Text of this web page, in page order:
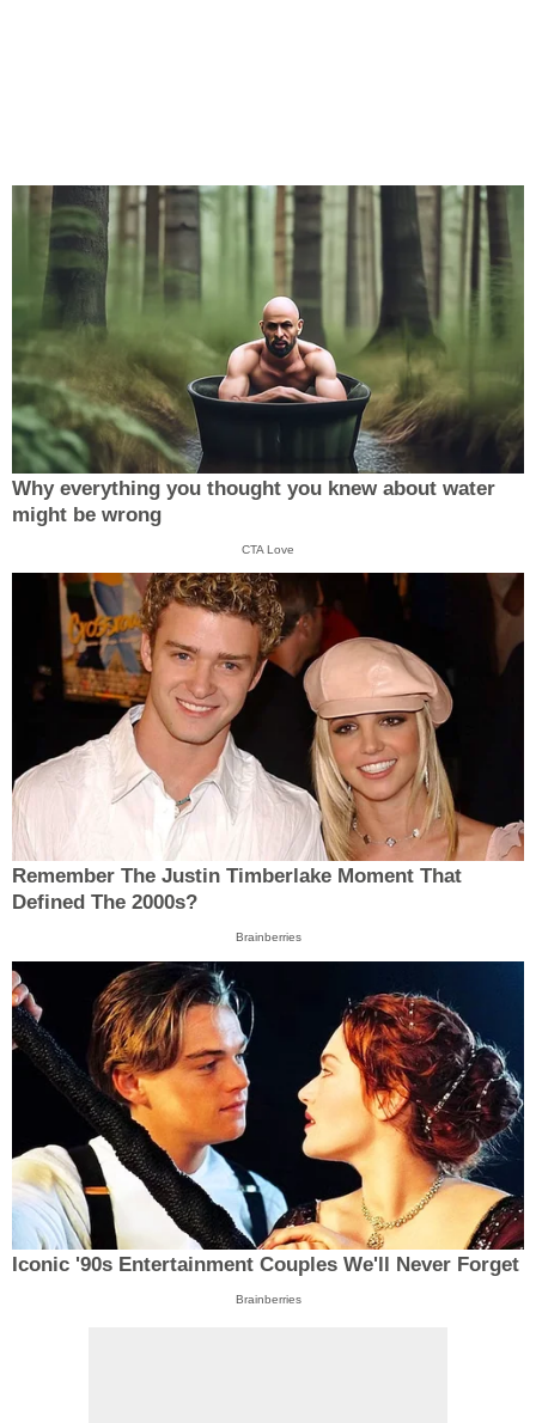
Why everything you thought you knew about water
might be wrong
CTA Love
Remember The Justin Timberlake Moment That
Defined The 2000s?
Brainberries
Iconic '90s Entertainment Couples We'll Never Forget
Brainberries